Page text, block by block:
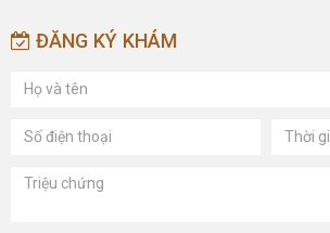
ĐĂNG KÝ KHÁM